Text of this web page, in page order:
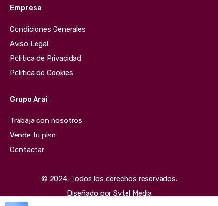
Empresa
Condiciones Generales
Aviso Legal
Politica de Privacidad
Politica de Cookies
Grupo Arai
Trabaja con nosotros
Vende tu piso
Contactar
© 2024. Todos los derechos reservados.
Diseñado por Sytel Media